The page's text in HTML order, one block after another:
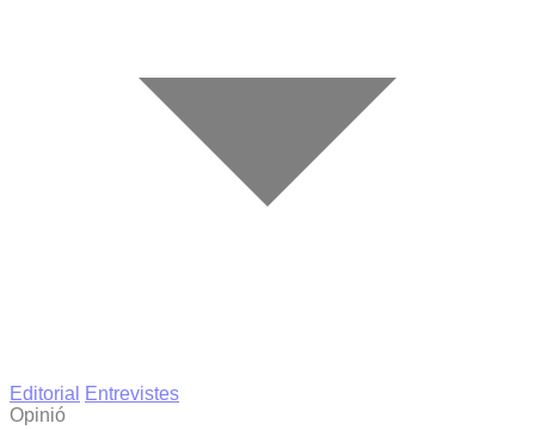
Editorial
Entrevistes
Opinió